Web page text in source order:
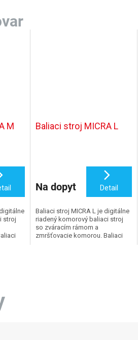
M
stroj
Baliaci stroj MICRA L
Na dopyt Detail
Baliaci stroj MICRA L je digitálne
riadený komorový baliaci stroj
so zváracím rámom a
zmršťovacie komorou. Baliaci